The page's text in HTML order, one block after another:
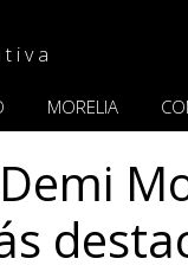
MORELIA